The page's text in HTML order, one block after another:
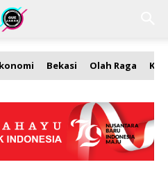
Bekasi Olah Raga